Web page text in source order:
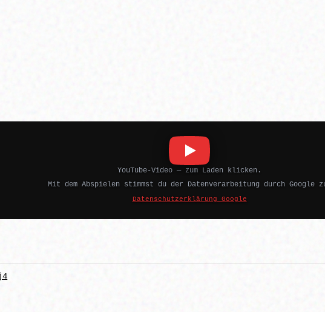
YouTube-Video — zum Laden klicken.
Mit dem Abspielen stimmst du der Datenverarbeitung durch Google
Datenschutzerklärung Google